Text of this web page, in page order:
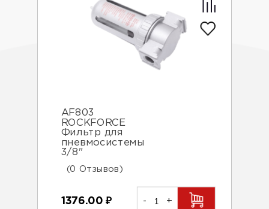
AF803
ROCKFORCE
Фильтр для
пневмосистемы
3/8"
(0 Отзывов)
1376.00₽ - +